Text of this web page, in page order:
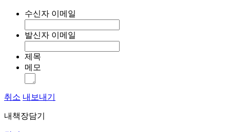
수신자 이메일
발신자 이메일
제목
메모
취소 내보내기
내책장담기